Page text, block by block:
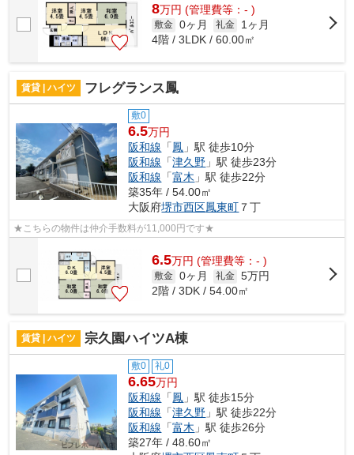
8万円 (管理費等：- )
敷金 0ヶ月 礼金
1ヶ月
4階 / 3LDK / 60.00㎡
賃貸 | ハイツ フレグランス鳳
敷0
6.5万円
阪和線 「鳳 」駅 徒歩10分
阪和線 「津久野 」駅 徒歩23分
阪和線 「富木 」駅 徒歩22分
築35年 / 54.00㎡
大阪府堺市西区鳳東町 ７丁
★こちらの物件は仲介手数料が11,000円です★
6.5万円 (管理費等：- )
敷金 0ヶ月 礼金 5万円
2階 / 3DK / 54.00㎡
賃貸 | ハイツ 宗久園ハイツA棟
敷0 礼0
6.65万円
阪和線 「鳳 」駅 徒歩15分
阪和線 「津久野 」駅 徒歩22分
阪和線 「富木 」駅 徒歩26分
築27年 / 48.60㎡